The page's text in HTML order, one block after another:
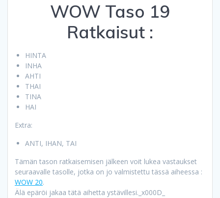
WOW Taso 19
Ratkaisut :
HINTA
INHA
AHTI
THAI
TINA
HAI
Extra:
ANTI, IHAN, TAI
Tämän tason ratkaisemisen jälkeen voit lukea vastaukset
seuraavalle tasolle, jotka on jo valmistettu tässä aiheessa :
WOW 20.
Älä epäröi jakaa tätä aihetta ystävillesi._x000D_